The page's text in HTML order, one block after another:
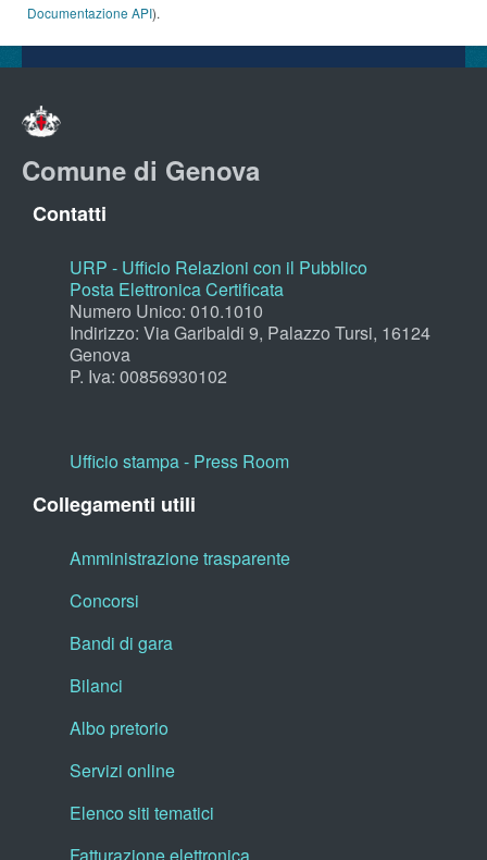
Documentazione API).
Comune di Genova
Contatti
URP - Ufficio Relazioni con il Pubblico
Posta Elettronica Certificata
Numero Unico: 010.1010
Indirizzo: Via Garibaldi 9, Palazzo Tursi, 16124
Genova
P. Iva: 00856930102
Ufficio stampa - Press Room
Collegamenti utili
Amministrazione trasparente
Concorsi
Bandi di gara
Bilanci
Albo pretorio
Servizi online
Elenco siti tematici